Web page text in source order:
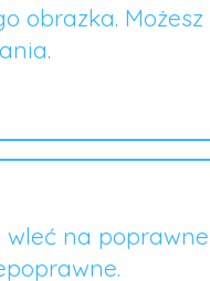
obrazka. Możesz
na poprawne